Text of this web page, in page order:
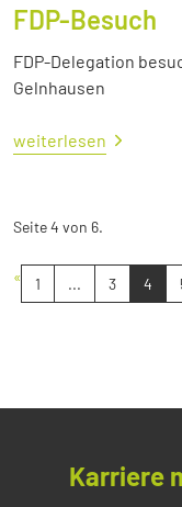
FDP-Besuch
FDP-Delegation
Gelnhausen
weiterlesen
Seite 4 von 6.
« 1 ... 3 4
Karriere